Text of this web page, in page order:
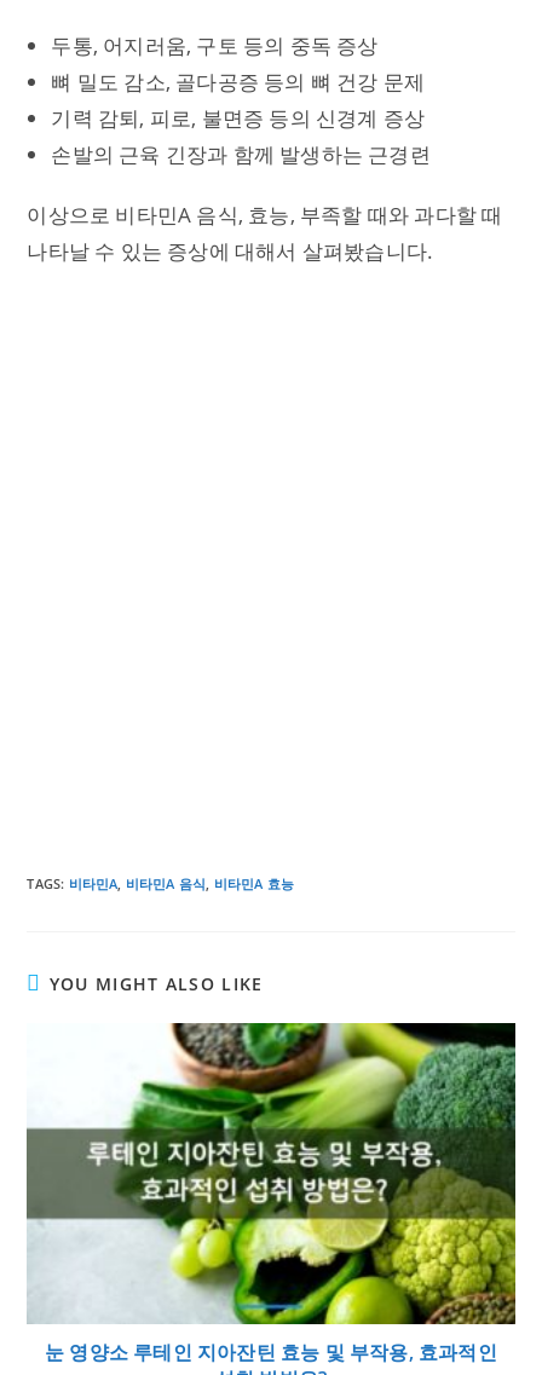
두통, 어지러움, 구토 등의 중독 증상
뼈 밀도 감소, 골다공증 등의 뼈 건강 문제
기력 감퇴, 피로, 불면증 등의 신경계 증상
손발의 근육 긴장과 함께 발생하는 근경련
이상으로 비타민A 음식, 효능, 부족할 때와 과다할 때
나타날 수 있는 증상에 대해서 살펴봤습니다.
TAGS: 비타민A, 비타민A 음식, 비타민A 효능
YOU MIGHT ALSO LIKE
눈 영양소 루테인 지아잔틴 효능 및 부작용, 효과적인